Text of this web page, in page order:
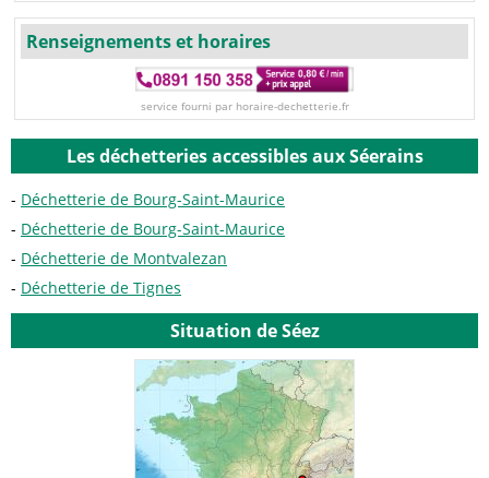
Renseignements et horaires
service fourni par horaire-dechetterie.fr
Les déchetteries accessibles aux Séerains
Déchetterie de Bourg-Saint-Maurice
Déchetterie de Bourg-Saint-Maurice
Déchetterie de Montvalezan
Déchetterie de Tignes
Situation de Séez